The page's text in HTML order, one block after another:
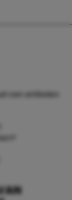
van artikelen